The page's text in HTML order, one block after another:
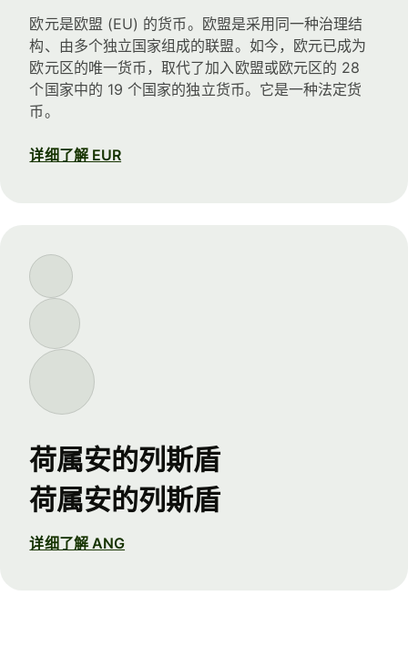
欧元是欧盟 (EU) 的货币。欧盟是采用同一种治理结
构、由多个独立国家组成的联盟。如今，欧元已成为
欧元区的唯一货币，取代了加入欧盟或欧元区的 28
个国家中的 19 个国家的独立货币。它是一种法定货
币。
详细了解 EUR
荷属安的列斯盾
荷属安的列斯盾
详细了解 ANG